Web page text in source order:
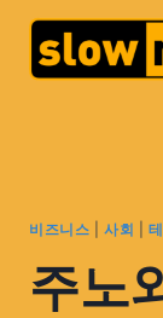
비즈니스 |사회 |
주노